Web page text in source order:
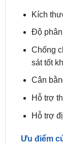
sát tốt
Cân
Ưu điểm